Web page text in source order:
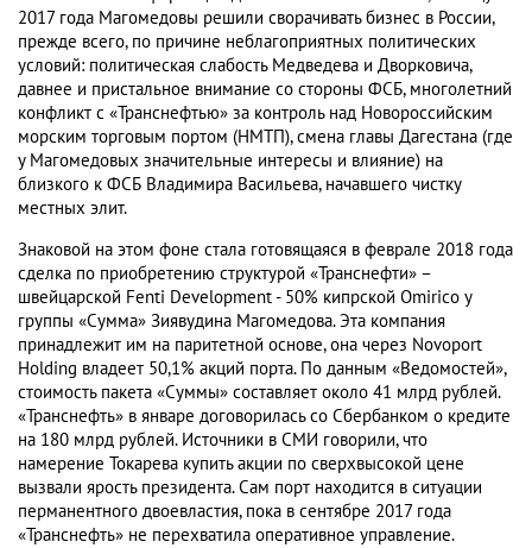
2017 года Магомедовы решили сворачивать бизнес в России,
прежде всего, по причине неблагоприятных политических
условий: политическая слабость Медведева и Дворковича,
давнее и пристальное внимание со стороны ФСБ, многолетний
конфликт с «Транснефтью» за контроль над Новороссийским
морским торговым портом (НМТП), смена главы Дагестана (где
у Магомедовых значительные интересы и влияние) на
близкого к ФСБ Владимира Васильева, начавшего чистку
местных элит.
Знаковой на этом фоне стала готовящаяся в феврале 2018 года
сделка по приобретению структурой «Транснефти» –
швейцарской Fenti Development - 50% кипрской Omirico у
группы «Сумма» Зиявудина Магомедова. Эта компания
принадлежит им на паритетной основе, она через Novoport
Holding владеет 50,1% акций порта. По данным «Ведомостей»,
стоимость пакета «Суммы» составляет около 41 млрд рублей.
«Транснефть» в январе договорилась со Сбербанком о кредите
на 180 млрд рублей. Источники в СМИ говорили, что
намерение Токарева купить акции по сверхвысокой цене
вызвали ярость президента. Сам порт находится в ситуации
перманентного двоевластия, пока в сентябре 2017 года
«Транснефть» не перехватила оперативное управление.